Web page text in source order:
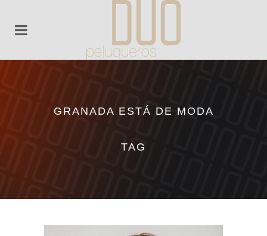
GRANADA ESTÁ DE MODA
TAG